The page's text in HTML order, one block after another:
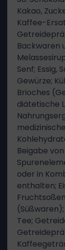
Kakao,
Kaffee-
Backwaren
Senf; Essig,
Gewürze;
Brioches
diätetische
Beigabe
oder in
enthalten;
Tee;